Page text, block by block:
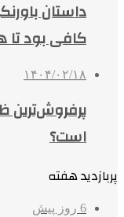
داستان
کافی بود تا
۱۴۰۴/۰۲/۱۸
پرفروش‌ترین
است؟
پربازدید هفته
6 روز پیش